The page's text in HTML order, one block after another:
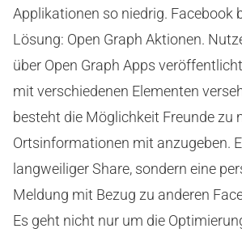
Applikationen so niedrig. Facebook
Lösung: Open Graph Aktionen.
über Open Graph Apps
mit verschiedenen Elementen
besteht die Möglichkeit Freunde zu
Ortsinformationen mit anzugeben.
langweiliger Share, sondern eine
Meldung mit Bezug zu anderen
Es geht nicht nur um die